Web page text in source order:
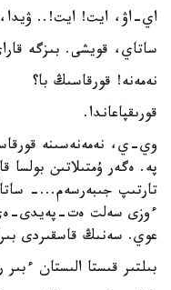
اي-اۋ، ايت! ايت!..
ساتاي، قويشى. بىزگە
نەمەنە! قورقاسىڭ با؟
قورىقپاعاندا.
وي-ي، نەمەنەسىنە
پە. ەگەر ۇمتىلاتىن
تارتىپ جىبەرسەم...-
ءوزى سەلت ەت-پەيدى-ەي،
عوي. سەنىڭ قاسقىردى
بىلتىر قىستا الىستان